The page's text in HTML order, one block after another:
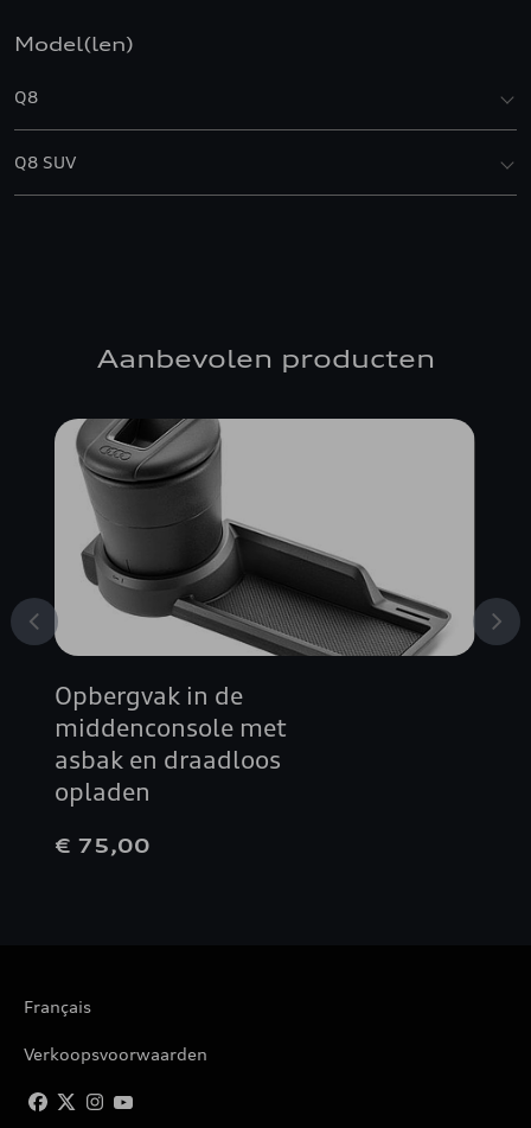
Model(len)
Q8
Q8 SUV
Aanbevolen producten
Opbergvak in de
middenconsole met
asbak en draadloos
opladen
€ 75,00
Français
Verkoopsvoorwaarden